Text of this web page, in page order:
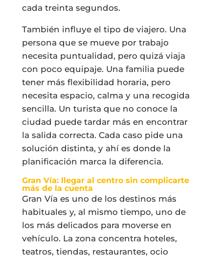
cada treinta segundos.
También influye el tipo de viajero. Una
persona que se mueve por trabajo
necesita puntualidad, pero quizá viaja
con poco equipaje. Una familia puede
tener más flexibilidad horaria, pero
necesita espacio, calma y una recogida
sencilla. Un turista que no conoce la
ciudad puede tardar más en encontrar
la salida correcta. Cada caso pide una
solución distinta, y ahí es donde la
planificación marca la diferencia.
Gran Vía: llegar al centro sin complicarte
más de la cuenta
Gran Vía es uno de los destinos más
habituales y, al mismo tiempo, uno de
los más delicados para moverse en
vehículo. La zona concentra hoteles,
teatros, tiendas, restaurantes, ocio